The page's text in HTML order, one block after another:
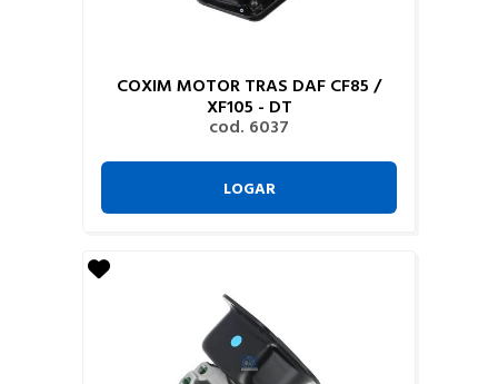
COXIM MOTOR TRAS DAF CF85 /
XF105 - DT
cod. 6037
LOGAR